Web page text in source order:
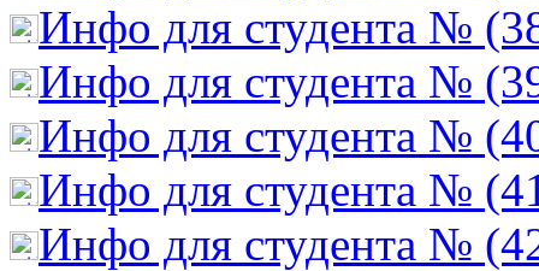
Инфо для студента №
Инфо для студента №
Инфо для студента №
Инфо для студента №
Инфо для студента №